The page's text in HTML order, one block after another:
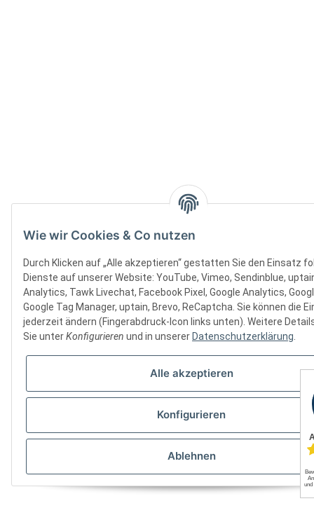
Wie wir Cookies & Co nutzen
Durch Klicken auf „Alle akzeptieren“ gestatten Sie den Einsatz
Dienste auf unserer Website: YouTube, Vimeo, Sendinblue,
Analytics, Tawk Livechat, Facebook Pixel, Google Analytics,
Google Tag Manager, uptain, Brevo, ReCaptcha. Sie können die
jederzeit ändern (Fingerabdruck-Icon links unten). Weitere
Sie unterKonfigurieren und in unserer Datenschutzerklärung.
Alle akzeptieren
Konfigurieren
Ablehnen